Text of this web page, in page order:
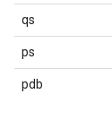
qs
ps
pdb